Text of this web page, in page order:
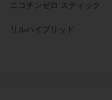
ニコチンゼロ スティック
リルハイブリッド